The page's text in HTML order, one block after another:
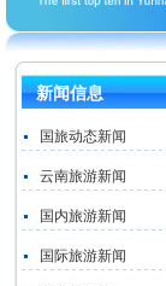
新闻信息
国旅动态新闻
云南旅游新闻
国内旅游新闻
国际旅游新闻